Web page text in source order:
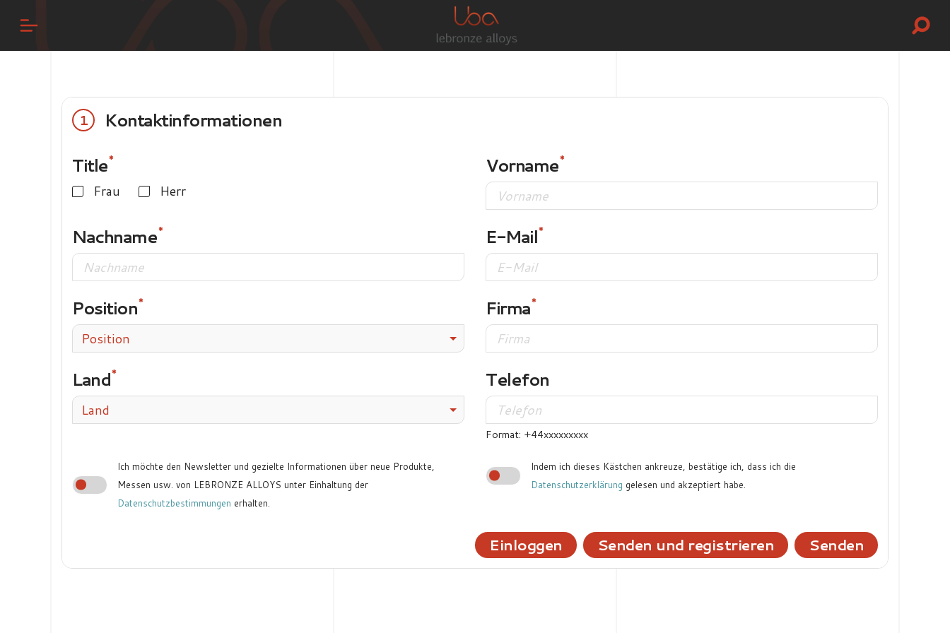
1
Kontaktinformationen
Title
Frau Herr
Vorname
Nachname E-Mail
Position
Position
Firma
Land
Land
Telefon
Format: +44xxxxxxxxx
Ich möchte den Newsletter und gezielte Informationen über neue Produkte,
Messen usw. von LEBRONZE ALLOYS unter Einhaltung der
Datenschutzbestimmungen erhalten.
Indem ich dieses Kästchen ankreuze, bestätige ich, dass ich die
Datenschutzerklärung gelesen und akzeptiert habe.
Einloggen Senden und registrieren Senden